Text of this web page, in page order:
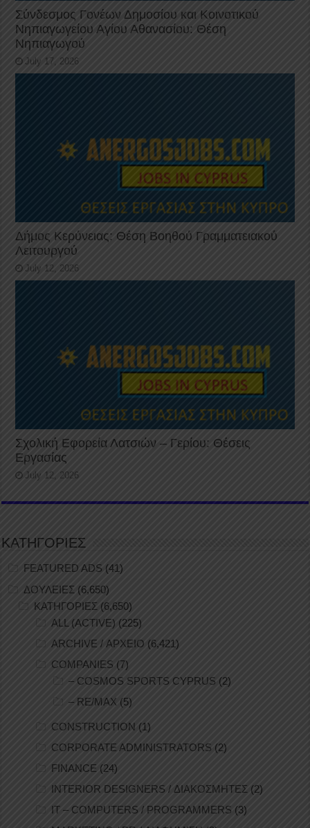
Σύνδεσμος Γονέων Δημοσίου και Κοινοτικού
Νηπιαγωγείου Αγίου Αθανασίου: Θέση
Νηπιαγωγού
July 17, 2026
Δήμος Κερύνειας: Θέση Βοηθού Γραμματειακού
Λειτουργού
July 12, 2026
Σχολική Εφορεία Λατσιών – Γερίου: Θέσεις
Εργασίας
July 12, 2026
ΚΑΤΗΓΟΡΙΕΣ
FEATURED ADS (41)
ΔΟΥΛΕΙΕΣ (6,650)
ΚΑΤΗΓΟΡΙΕΣ (6,650)
ALL (ACTIVE) (225)
ARCHIVE / ΑΡΧΕΙΟ (6,421)
COMPANIES (7)
– COSMOS SPORTS CYPRUS (2)
– RE/MAX (5)
CONSTRUCTION (1)
CORPORATE ADMINISTRATORS (2)
FINANCE (24)
INTERIOR DESIGNERS / ΔΙΑΚΟΣΜΗΤΕΣ (2)
IT – COMPUTERS / PROGRAMMERS (3)